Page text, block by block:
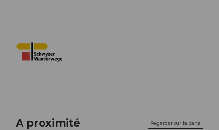
A proximité Regarder sur la carte